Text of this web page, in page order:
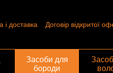
і доставка
Договір відкритої
Засоби для
бороди